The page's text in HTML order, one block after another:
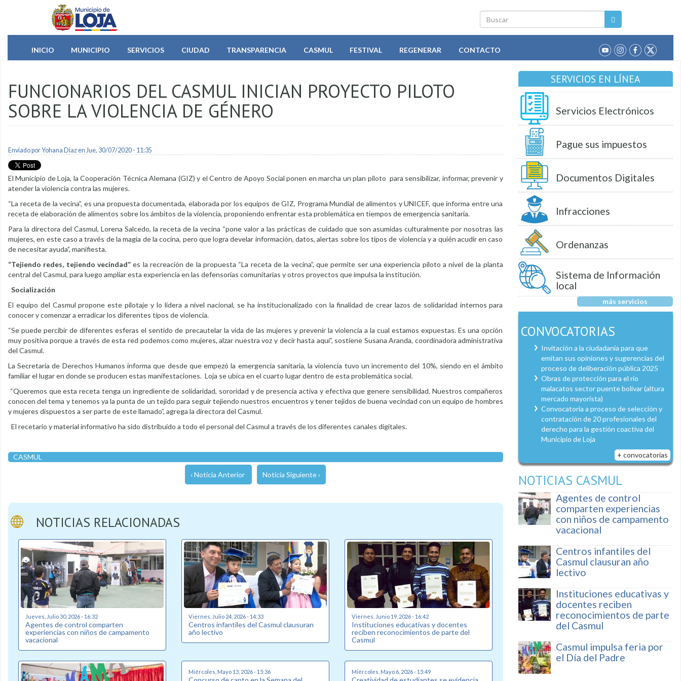
Pasar al contenido principal
Buscar
INICIO
MUNICIPIO SERVICIOS CIUDAD TRANSPARENCIA CASMUL FESTIVAL REGENERAR CONTACTO
FUNCIONARIOS DEL CASMUL INICIAN PROYECTO PILOTO
SOBRE LA VIOLENCIA DE GÉNERO
Enviado porYohana Diazen Jue, 30/07/2020 - 11:35
El Municipio de Loja, la Cooperación Técnica Alemana (GIZ) y el Centro de Apoyo Social ponen en marcha un plan piloto para sensibilizar, informar, prevenir y
atender la violencia contra las mujeres.
“La receta de la vecina”, es una propuesta documentada, elaborada por los equipos de GIZ, Programa Mundial de alimentos y UNICEF, que informa entre una
receta de elaboración de alimentos sobre los ámbitos de la violencia, proponiendo enfrentar esta problemática en tiempos de emergencia sanitaria.
Para la directora del Casmul, Lorena Salcedo, la receta de la vecina “pone valor a las prácticas de cuidado que son asumidas culturalmente por nosotras las
mujeres, en este caso a través de la magia de la cocina, pero que logra develar información, datos, alertas sobre los tipos de violencia y a quién acudir en caso
de necesitar ayuda”, manifiesta.
“Tejiendo redes, tejiendo vecindad”es la recreación de la propuesta “La receta de la vecina”, que permite ser una experiencia piloto a nivel de la planta
central del Casmul, para luego ampliar esta experiencia en las defensorías comunitarias y otros proyectos que impulsa la institución.
Socialización
El equipo del Casmul propone este pilotaje y lo lidera a nivel nacional, se ha institucionalizado con la finalidad de crear lazos de solidaridad internos para
conocer y comenzar a erradicar los diferentes tipos de violencia.
“Se puede percibir de diferentes esferas el sentido de precautelar la vida de las mujeres y prevenir la violencia a la cual estamos expuestas. Es una opción
muy positiva porque a través de esta red podemos como mujeres, alzar nuestra voz y decir hasta aquí”, sostiene Susana Aranda, coordinadora administrativa
del Casmul.
La Secretaría de Derechos Humanos informa que desde que empezó la emergencia sanitaria, la violencia tuvo un incremento del 10%, siendo en el ámbito
familiar el lugar en donde se producen estas manifestaciones. Loja se ubica en el cuarto lugar dentro de esta problemática social.
“Queremos que esta receta tenga un ingrediente de solidaridad, sororidad y de presencia activa y efectiva que genere sensibilidad. Nuestros compañeros
conocen del tema y tenemos ya la punta de un tejido para seguir tejiendo nuestros encuentros y tener tejidos de buena vecindad con un equipo de hombres
y mujeres dispuestos a ser parte de este llamado”, agrega la directora del Casmul.
El recetario y material informativo ha sido distribuido a todo el personal del Casmul a través de los diferentes canales digitales.
CASMUL
‹ Noticia Anterior Noticia Siguiente ›
NOTICIAS RELACIONADAS
Jueves, Julio 30, 2026 - 16:32
Agentes de control comparten
experiencias con niños de campamento
vacacional
Viernes, Julio 24, 2026 - 14:33
Centros infantiles del Casmul clausuran
año lectivo
Viernes, Junio 19, 2026 - 16:42
Instituciones educativas y docentes
reciben reconocimientos de parte del
Casmul
Miércoles, Mayo 13, 2026 - 15:36 Miércoles, Mayo 6, 2026 - 15:49
SERVICIOS EN LÍNEA
Servicios Electrónicos
Pague sus impuestos
Documentos Digitales
Infracciones
Ordenanzas
Sistema de Información
local
más servicios
CONVOCATORIAS
Invitación a la ciudadanía para que
emitan sus opiniones y sugerencias del
proceso de deliberación pública 2025
Obras de protección para el río
malacatos sector puente bolívar (altura
mercado mayorista)
Convocatoria a proceso de selección y
contratación de 20 profesionales del
derecho para la gestión coactiva del
Municipio de Loja
+ convocatorias
NOTICIAS CASMUL
Agentes de control
comparten experiencias
con niños de campamento
vacacional
Centros infantiles del
Casmul clausuran año
lectivo
Instituciones educativas y
docentes reciben
reconocimientos de parte
del Casmul
Casmul impulsa feria por
el Día del Padre